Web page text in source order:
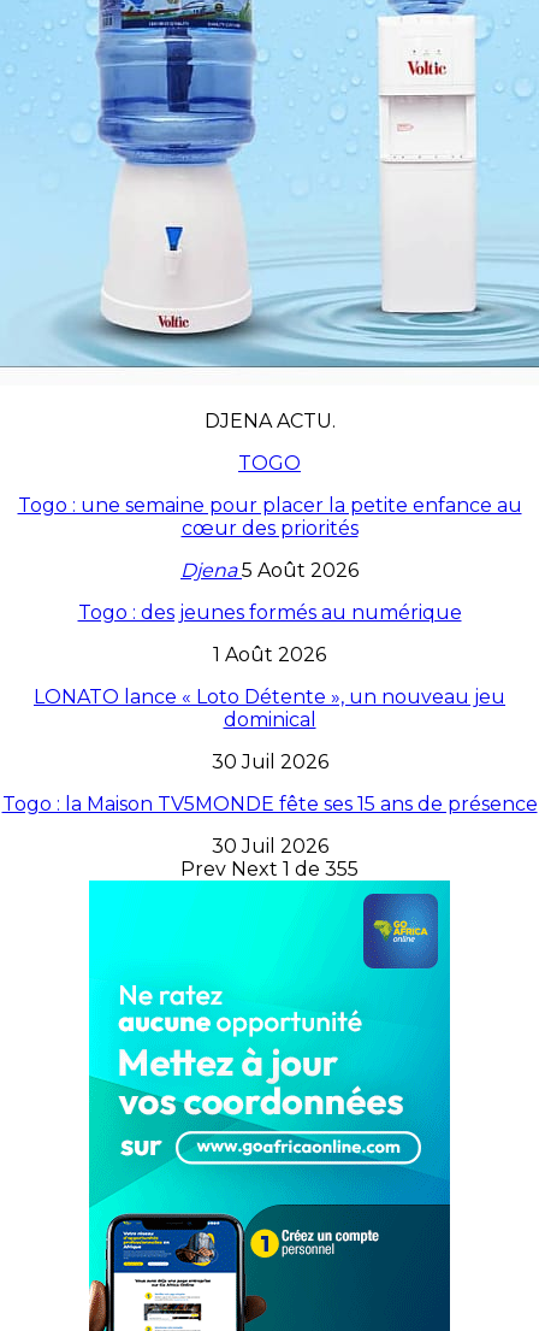
DJENA ACTU.
TOGO
Togo : une semaine pour placer la petite enfance au
cœur des priorités
Djena5 Août 2026
Togo : des jeunes formés au numérique
1 Août 2026
LONATO lance « Loto Détente », un nouveau jeu
dominical
30 Juil 2026
Togo : la Maison TV5MONDE fête ses 15 ans de présence
30 Juil 2026
Prev Next 1 de 355